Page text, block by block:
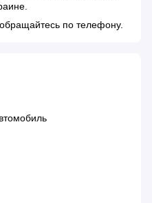
по телефону.